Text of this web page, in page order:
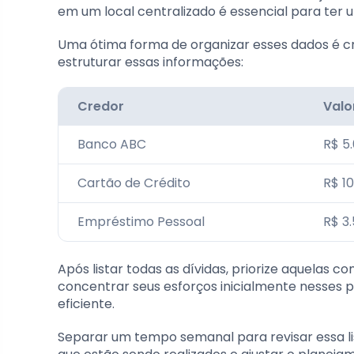
em um local centralizado é essencial para ter
Uma ótima forma de organizar esses dados é
estruturar essas informações:
Credor
Banco ABC R$
Cartão de Crédito R$
Empréstimo Pessoal R$
Após listar todas as dívidas, priorize aquelas
concentrar seus esforços inicialmente nesses
eficiente.
Separar um tempo semanal para revisar